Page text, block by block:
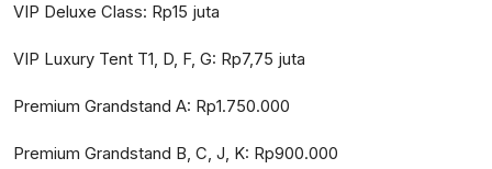
VIP Deluxe Class: Rp15 juta
VIP Luxury Tent T1, D, F, G: Rp7,75 juta
Premium Grandstand A: Rp1.750.000
Premium Grandstand B, C, J, K: Rp900.000